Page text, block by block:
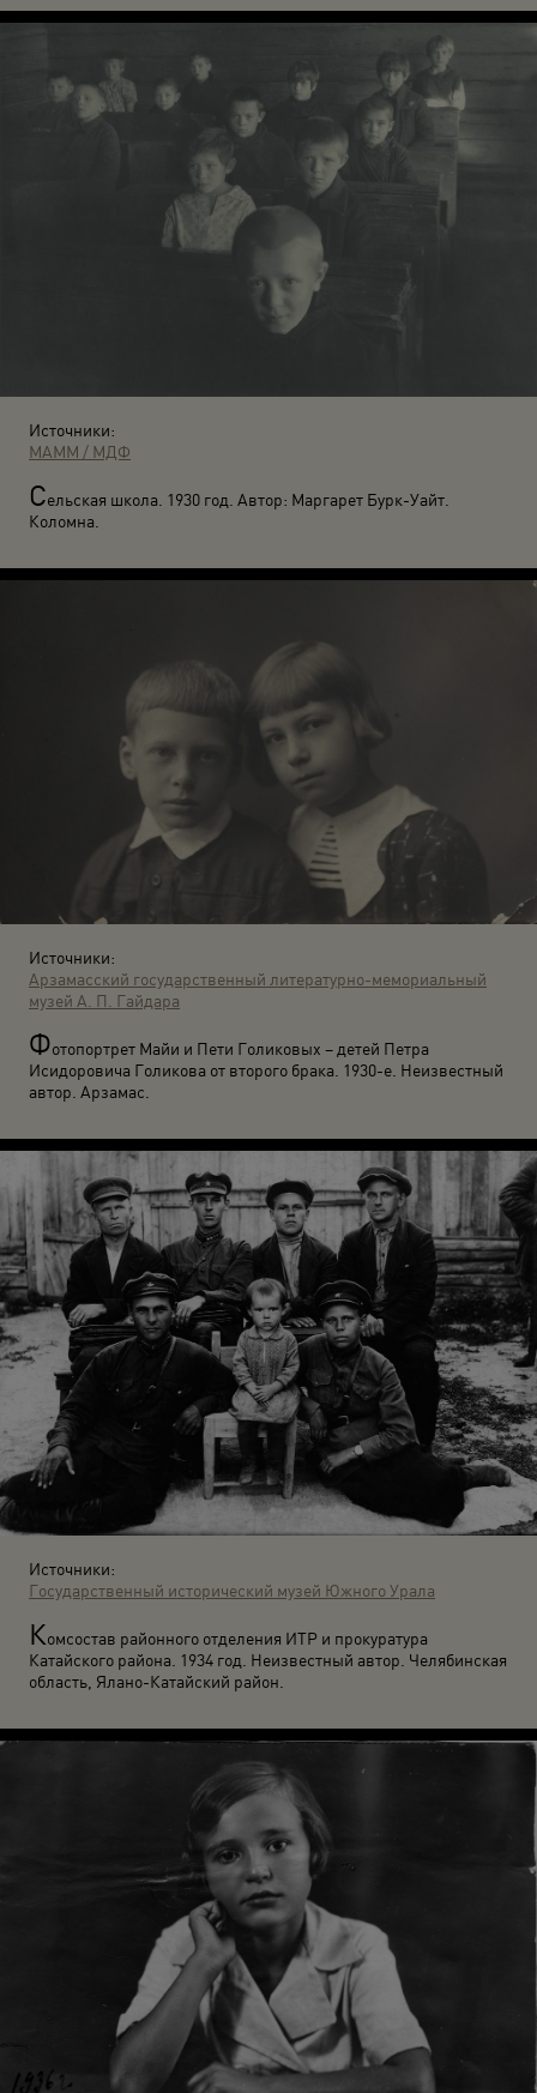
Источники:
МАММ / МДФ
Сельская школа. 1930 год. Автор: Маргарет Бурк-Уайт.
Коломна.
Источники:
Арзамасский государственный литературно-мемориальный
музей А. П. Гайдара
Фотопортрет Майи и Пети Голиковых – детей Петра
Исидоровича Голикова от второго брака. 1930-е. Неизвестный
автор. Арзамас.
Источники:
Государственный исторический музей Южного Урала
Комсостав районного отделения ИТР и прокуратура
Катайского района. 1934 год. Неизвестный автор. Челябинская
область, Ялано-Катайский район.